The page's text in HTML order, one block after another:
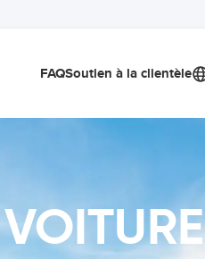
FAQSoutien à la clientèle